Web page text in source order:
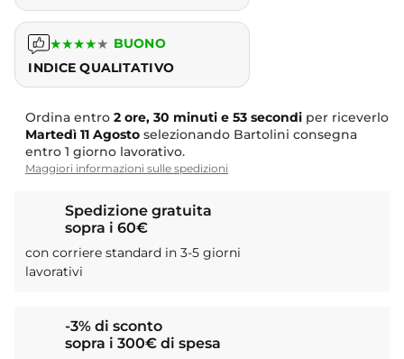
★★★★★ BUONO
INDICE QUALITATIVO
Ordina entro 2 ore, 30 minuti e 53 secondi per riceverlo
Martedì 11 Agosto selezionando Bartolini consegna
entro 1 giorno lavorativo.
Maggiori informazioni sulle spedizioni
Spedizione gratuita
sopra i 60€
con corriere standard in 3-5 giorni
lavorativi
-3% di sconto
sopra i 300€ di spesa